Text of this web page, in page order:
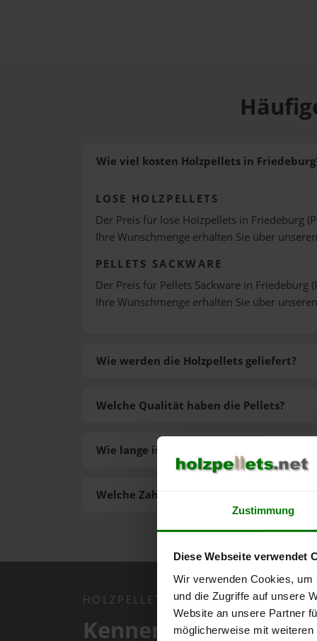
Zustimmung
Diese Webseite verwendet
Wir verwenden Cookies,
und die Zugriffe auf unsere
Website an unsere Partner
möglicherweise mit
Wie viel kosten Holzpellets in
LOSE HOLZPELLETS
Der Preis für lose Holzpellets in Friedeburg
Ihre Wunschmenge erhalten Sie über unseren
PELLETS SACKWARE
Der Preis für Pellets Sackware in Friedeburg
Ihre Wunschmenge erhalten Sie über unseren
Wie werden die Holzpellets geliefert?
Welche Zahlungsarten gibt es?
Welche Qualität haben die Pellets?
Wie lange ist die Lieferzeit der Pellets?
HOLZPELLETS.NET APP
Kennen Sie schon